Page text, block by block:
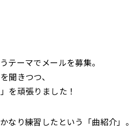
テーマでメールを募集。
聞きつつ、
」を頑張りました！
なり練習したという「曲紹介」。